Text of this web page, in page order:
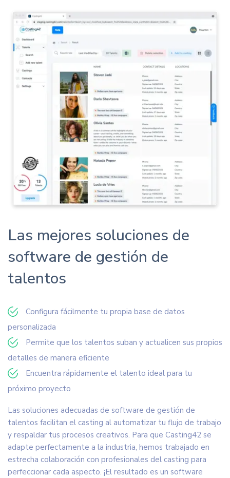
Las mejores soluciones de
software de gestión de
talentos
Configura fácilmente tu propia base de datos
personalizada
Permite que los talentos suban y actualicen sus propios
detalles de manera eficiente
Encuentra rápidamente el talento ideal para tu
próximo proyecto
Las soluciones adecuadas de software de gestión de
talentos facilitan el casting al automatizar tu flujo de trabajo
y respaldar tus procesos creativos. Para que Casting42 se
adapte perfectamente a la industria, hemos trabajado en
estrecha colaboración con profesionales del casting para
perfeccionar cada aspecto. ¡El resultado es un software